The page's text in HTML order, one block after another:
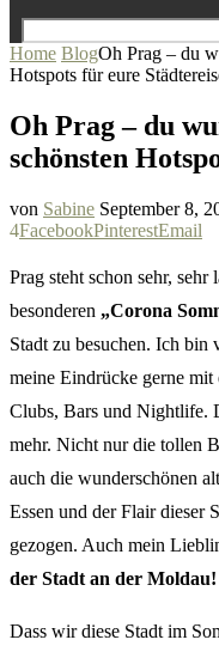
Home BlogOh Prag – du
Hotspots für eure
Oh Prag – du
schönsten
von Sabine September 8,
4FacebookPinterestEmail
Prag steht schon sehr,
besonderen „Corona
Stadt zu besuchen. Ich bin
meine Eindrücke gerne
Clubs, Bars und Nightlife.
mehr. Nicht nur die tollen
auch die wunderschönen
Essen und der Flair dieser
gezogen. Auch mein
der Stadt an der Moldau!
Dass wir diese Stadt im